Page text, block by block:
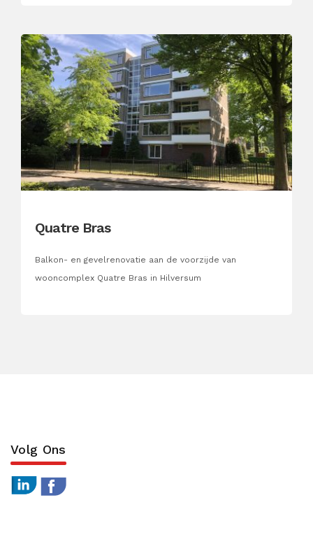
Quatre Bras
Balkon- en gevelrenovatie aan de voorzijde van
wooncomplex Quatre Bras in Hilversum
Volg Ons